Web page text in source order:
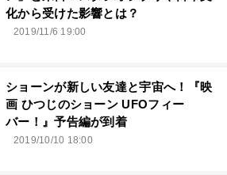
化から受けた影響とは？
2019/11/6 19:00
ショーンが新しい友達と宇宙へ！『映
画 ひつじのショーン UFOフィー
バー！』予告編が到着
2019/10/10 18:00